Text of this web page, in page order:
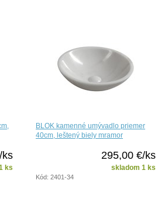
ks
ks
BLOK kamenné umývadlo priemer
40cm, leštený biely mramor
295,00 €/ks
skladom 1 ks
Kód: 2401-34